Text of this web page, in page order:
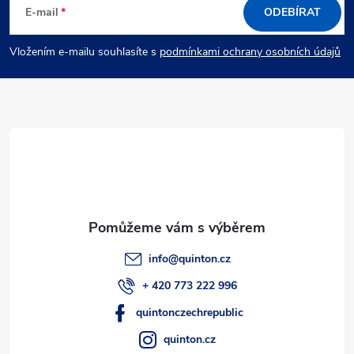
p
a
E-mail
Vložením e-mailu souhlasíte s podmínkami ochrany osobních údajů
ODEBÍRAT
info@quinton.cz
+ 420 773 222 996
quintonczechrepublic
quinton.cz